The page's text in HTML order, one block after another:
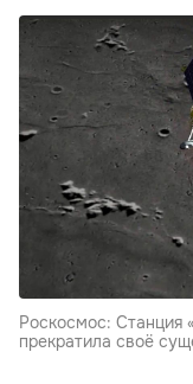
Роскосмос: Станция
прекратила своё